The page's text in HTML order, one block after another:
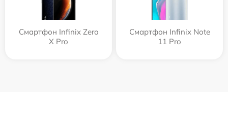
Смартфон Infinix Zero
X Pro
Смартфон Infinix Note
11 Pro